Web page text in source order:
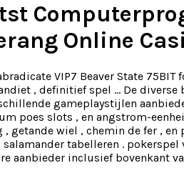
Online
VIP7 Beaver State
, definitief spel … De
gameplaystijlen
poes slots , en angstrom-
wiel , chemin de fer , en
tabelleren .
aanbieder inclusief bovenkant